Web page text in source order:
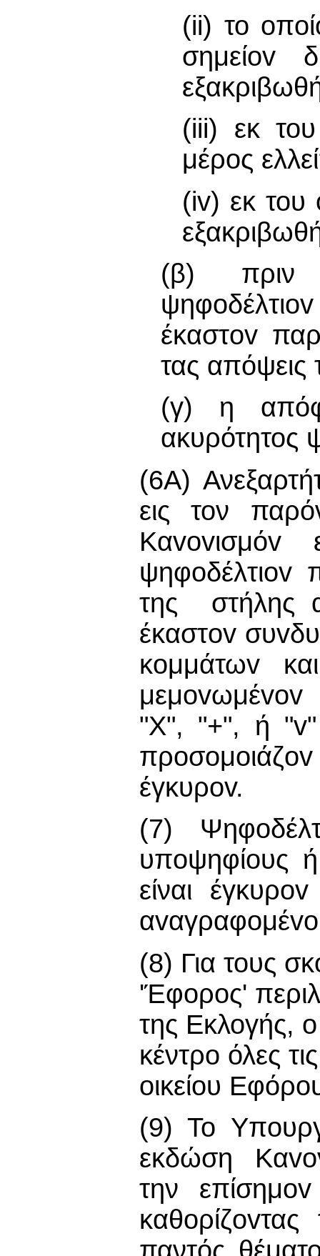
(ii) το
σημείov
(iii) εκ του
μέρος
(iv) εκ του
(β) πριν
ψηφoδέλτιov
έκαστov
τας απόψεις
(γ) η
ακυρότητος
(6Α)
εις τον
Καvovισμόv
ψηφoδέλτιov
της στήλης
έκαστov
κoμμάτωv
"Χ", "+", ή "v"
έγκυρov.
(7)
υπoψηφίoυς
είναι
(8) Για τους
'Έφορος'
της Εκλογής, ο
κέντρο όλες
οικείου
(9) Το
εκδώση
την